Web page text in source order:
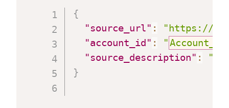
{
"source_url" :
"https://
"account_id" : "
"source_description" : "
}